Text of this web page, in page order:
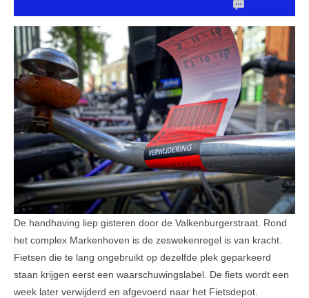
Bestuur en Commissies
Leesinformatie
Hof 2
Hof 3
Bestuur en informatie
Stadsvilla A
Stadsvilla B
Stadsvilla C
Stadsvilla D
Documenten
De handhaving liep gisteren door de Valkenburgerstraat. Rond
het complex Markenhoven is de zeswekenregel is van kracht.
Fietsen die te lang ongebruikt op dezelfde plek geparkeerd
staan krijgen eerst een waarschuwingslabel. De fiets wordt een
week later verwijderd en afgevoerd naar het Fietsdepot.